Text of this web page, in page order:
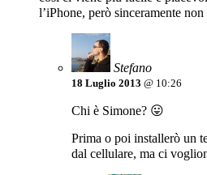
l’iPhone, però sinceramente
Stefano
18 Luglio 2013 @ 10:26
Chi è Simone? 😛
Prima o poi installerò un
dal cellulare, ma ci